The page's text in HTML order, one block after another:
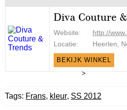
Diva Couture
Website:
http://
Locatie:
Heerlen,
BEKIJK WINKEL
>
Tags: Frans, kleur, SS 2012